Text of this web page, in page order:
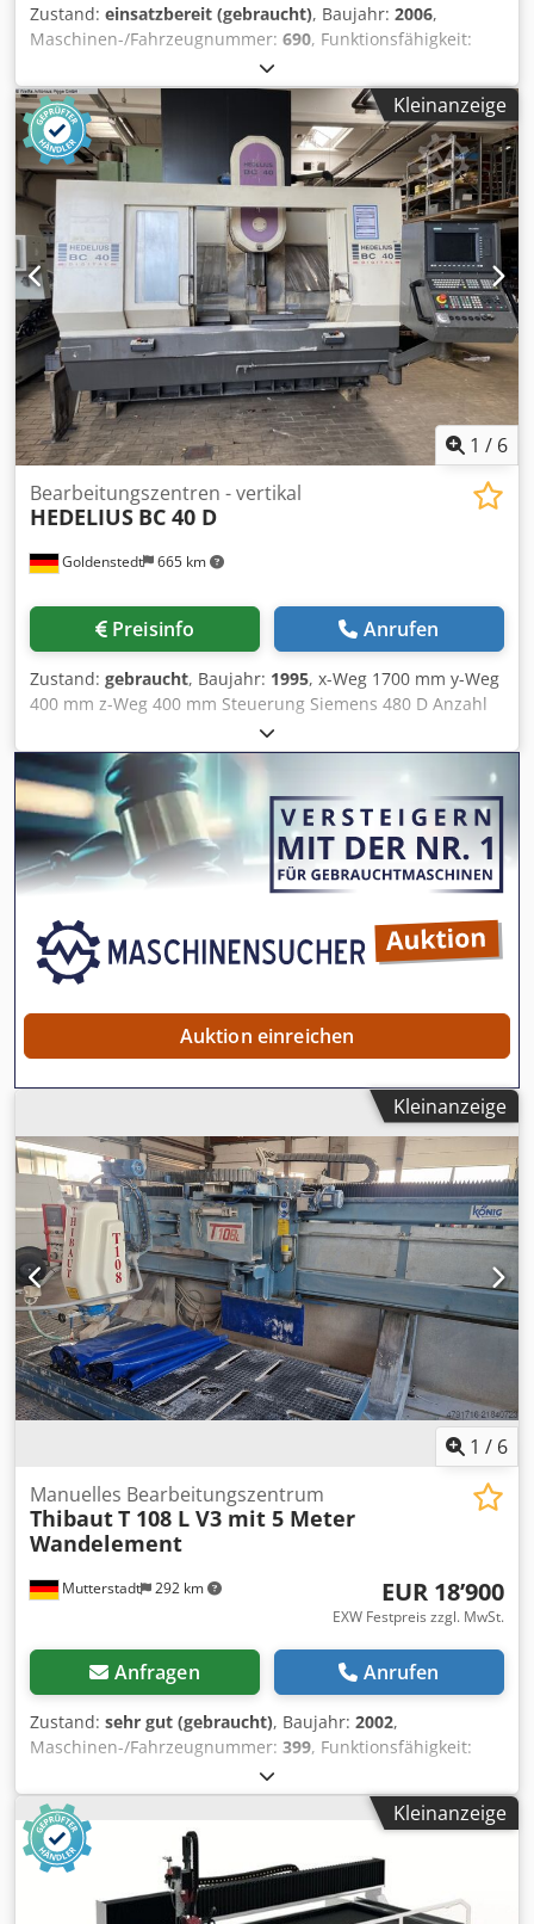
Zustand: einsatzbereit (gebraucht), Baujahr: 2006,
Maschinen-/Fahrzeugnummer: 690, Funktionsfähigkeit:
, Leistung:11 kW (14.96 PS)
Ausstattung:Dokumentation/Handbuch,
Multifunktionsmaschine zur Bearbeitung von Naturstein,
Keramik und Kunststein PERFEKTE Maschine zum
Herstellen von Grabmalen, Küchen, Waschtischen,
Bürsten/ Polieren von Oberflächen und
Restaurationsarbeiten! Höhenverstellung Z Achse 600 mm
Z Achsen Oszillation (Programmierbar)
Seitenschleifgetriebe Cjdpfszd Tcksx Acdjha
Gelenkarmfeststellsystem Pneumatischer Anpressdruck
Drehzahlregulierung stufenlos 200 U/min bis 2.950 U/min
S2H Wackelkopf ( Fabrikneu mit 0 Betriebsstunden )
Reichhaltige Werkzeugausstattung zur Bearbeitung von
Grabmalen Arbeitstisch mit Neigungsverstellung ( LxBxH)
2300 mm x 970 mm x 620 mm Manuelle Drehplatte für
Grabmale Vermerk: ohne Wackelkopf reduziert sich der
Angebotspreis um 2.500 €
Kleinanzeige
1 / 6
Goldenstedt 665 km
Bearbeitungszentren - vertikal
HEDELIUS BC 40 D
Preisinfo Anrufen
Zustand: gebraucht, Baujahr: 1995, x-Weg 1700 mm y-Weg
400 mm z-Weg 400 mm Steuerung Siemens 480 D Anzahl
Achsen 4 St. Tischbreite 500 mm Chsdpfxevf Rhws Acdea
Tischlänge 2000 mm Werkzeugaufnahme DIN 2079 SK 60
SK 40 Gesamtleistungsbedarf 16,25 kW Maschinengewicht
ca. 4750 kg Raumbedarf ca. 3000x 2500x 2800 m
Maschinennummer 9599 - 4te Achse / Horizontal / durchm.
315 mm - Späneförderer -Werkzeugwechsler 20-fach
Auktion einreichen
Kleinanzeige
1 / 6
Mutterstadt 292 km
Manuelles Bearbeitungszentrum
ThibautT 108 L V3 mit 5 Meter
Wandelement
EUR 18’900
EXW Festpreis zzgl. MwSt.
Anfragen Anrufen
Zustand: sehr gut (gebraucht), Baujahr: 2002,
Maschinen-/Fahrzeugnummer: 399, Funktionsfähigkeit:
, Ausstattung:
Dokumentation/Handbuch, Thibaut
Multifunktionsmaschine für die Natursteinbearbeitung
Monoblockmaschine ( keine Fundamente erforderlich )
Drehzahl Spindel 250 - 10.000 U/min Vertikale
automatische Oszillation Vertikale motorische
Kleinanzeige